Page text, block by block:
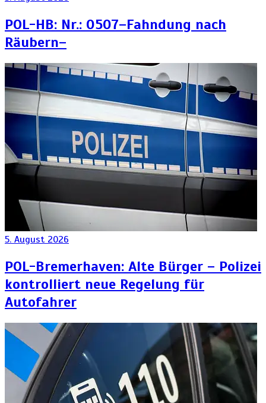
POL-HB: Nr.: 0507–Fahndung nach
Räubern–
5. August 2026
POL-Bremerhaven: Alte Bürger – Polizei
kontrolliert neue Regelung für
Autofahrer